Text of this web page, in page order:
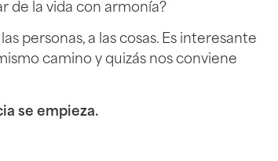
de la vida con armonía?
personas, a las cosas. Es interesante
camino y quizás nos conviene
se empieza.